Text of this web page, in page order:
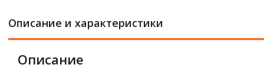
Описание и характеристики
Описание